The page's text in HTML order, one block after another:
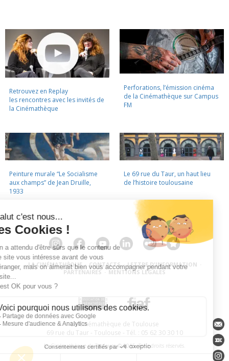
Retrouvez en Replay
les rencontres avec les invités de
la Cinémathèque
Perforations, l’émission cinéma
de la Cinémathèque sur Campus
FM
Peinture murale “Le Socialisme
aux champs” de Jean Druille,
1933
Le 69 rue du Taur, un haut lieu
de l’histoire toulousaine
LA CINÉMATHÈQUE · CONTACTS · LETTRE D'INFORMATION ·
PARTENAIRES · MENTIONS LÉGALES
La Cinémathèque de Toulouse
69 rue du Taur - Toulouse - Tél. : 05 62 30 30 10
La Cinémathèque de Toulouse © 2015. Tous droits réservés.